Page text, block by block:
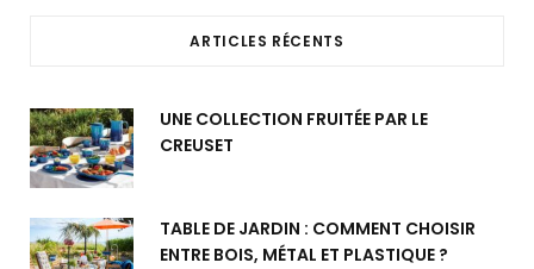
ARTICLES RÉCENTS
UNE COLLECTION FRUITÉE PAR LE
CREUSET
TABLE DE JARDIN : COMMENT CHOISIR
ENTRE BOIS, MÉTAL ET PLASTIQUE ?